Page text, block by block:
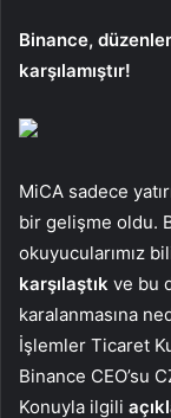
Binance,
karşılamıştır!
MiCA sadece
bir gelişme oldu.
okuyucularımız
karşılaştık ve bu
karalanmasına
İşlemler Ticaret
Binance CEO’su
Konuyla ilgili